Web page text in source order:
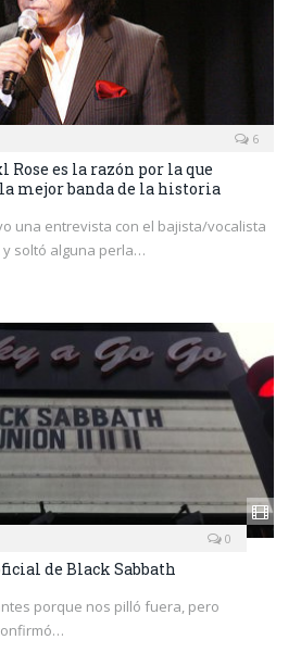
6
Rose es la razón por la que
la mejor banda de la historia
una entrevista con el bajista/vocalista
y soltó alguna perla…
0
de Black Sabbath
porque nos pilló fuera, pero